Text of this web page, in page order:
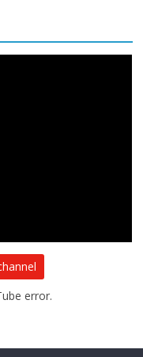
error.